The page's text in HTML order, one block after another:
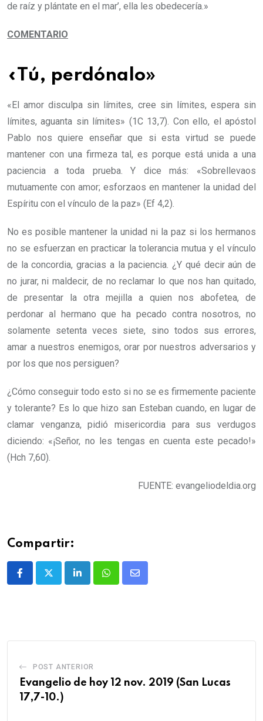
de raíz y plántate en el mar’, ella les obedecería.»
COMENTARIO
«Tú, perdónalo»
«El amor disculpa sin límites, cree sin límites, espera sin
límites, aguanta sin límites» (1C 13,7). Con ello, el apóstol
Pablo nos quiere enseñar que si esta virtud se puede
mantener con una firmeza tal, es porque está unida a una
paciencia a toda prueba. Y dice más: «Sobrellevaos
mutuamente con amor; esforzaos en mantener la unidad del
Espíritu con el vínculo de la paz» (Ef 4,2).
No es posible mantener la unidad ni la paz si los hermanos
no se esfuerzan en practicar la tolerancia mutua y el vínculo
de la concordia, gracias a la paciencia. ¿Y qué decir aún de
no jurar, ni maldecir, de no reclamar lo que nos han quitado,
de presentar la otra mejilla a quien nos abofetea, de
perdonar al hermano que ha pecado contra nosotros, no
solamente setenta veces siete, sino todos sus errores,
amar a nuestros enemigos, orar por nuestros adversarios y
por los que nos persiguen?
¿Cómo conseguir todo esto si no se es firmemente paciente
y tolerante? Es lo que hizo san Esteban cuando, en lugar de
clamar venganza, pidió misericordia para sus verdugos
diciendo: «¡Señor, no les tengas en cuenta este pecado!»
(Hch 7,60).
FUENTE: evangeliodeldia.org
Compartir:
POST ANTERIOR
Evangelio de hoy 12 nov. 2019 (San Lucas
17,7-10.)